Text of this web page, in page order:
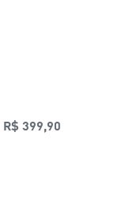
R$ 399,90